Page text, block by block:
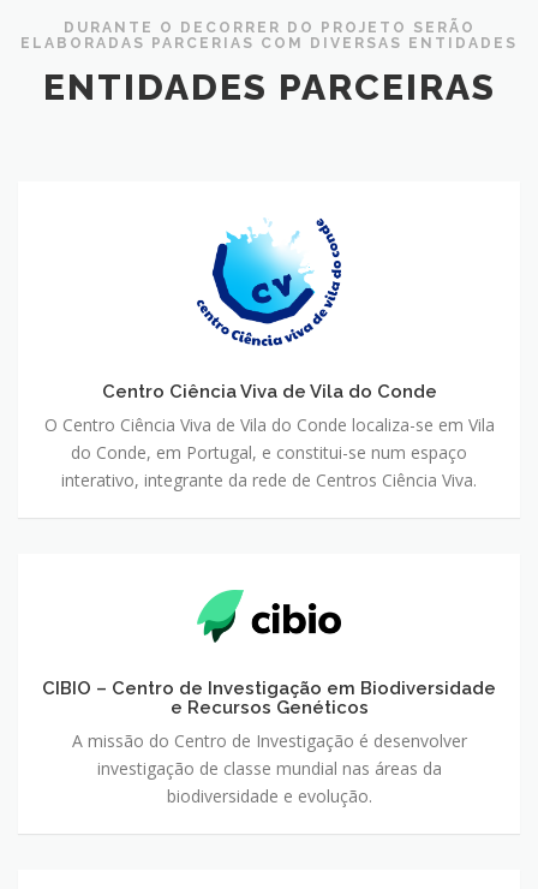
DURANTE O DECORRER DO PROJETO SERÃO
ELABORADAS PARCERIAS COM DIVERSAS ENTIDADES
ENTIDADES PARCEIRAS
Centro Ciência Viva de Vila do Conde
O Centro Ciência Viva de Vila do Conde localiza-se em Vila
do Conde, em Portugal, e constitui-se num espaço
interativo, integrante da rede de Centros Ciência Viva.
CIBIO – Centro de Investigação em Biodiversidade
e Recursos Genéticos
A missão do Centro de Investigação é desenvolver
investigação de classe mundial nas áreas da
biodiversidade e evolução.